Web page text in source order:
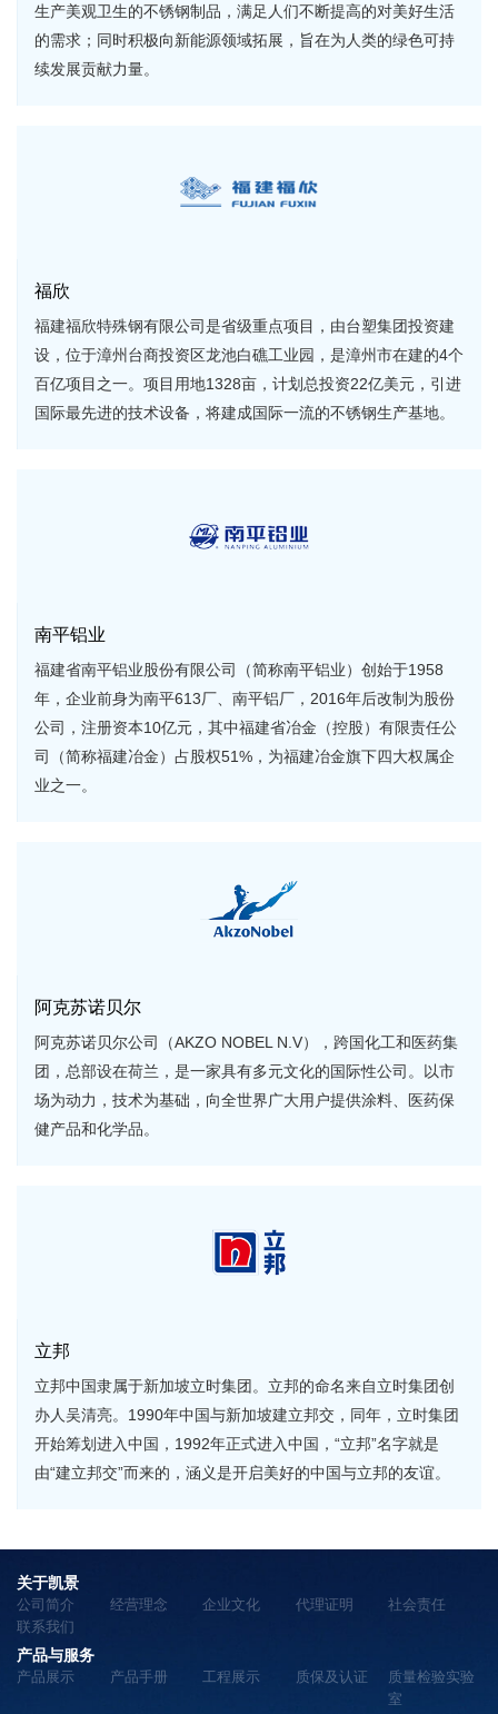
生产美观卫生的不锈钢制品，满足人们不断提高的对美好生活
的需求；同时积极向新能源领域拓展，旨在为人类的绿色可持
续发展贡献力量。
福欣
福建福欣特殊钢有限公司是省级重点项目，由台塑集团投资建
设，位于漳州台商投资区龙池白礁工业园，是漳州市在建的4个
百亿项目之一。项目用地1328亩，计划总投资22亿美元，引进
国际最先进的技术设备，将建成国际一流的不锈钢生产基地。
南平铝业
福建省南平铝业股份有限公司（简称南平铝业）创始于1958
年，企业前身为南平613厂、南平铝厂，2016年后改制为股份
公司，注册资本10亿元，其中福建省冶金（控股）有限责任公
司（简称福建冶金）占股权51%，为福建冶金旗下四大权属企
业之一。
阿克苏诺贝尔
阿克苏诺贝尔公司（AKZO NOBEL N.V），跨国化工和医药集
团，总部设在荷兰，是一家具有多元文化的国际性公司。以市
场为动力，技术为基础，向全世界广大用户提供涂料、医药保
健产品和化学品。
立邦
立邦中国隶属于新加坡立时集团。立邦的命名来自立时集团创
办人吴清亮。1990年中国与新加坡建立邦交，同年，立时集团
开始筹划进入中国，1992年正式进入中国，“立邦”名字就是
由“建立邦交”而来的，涵义是开启美好的中国与立邦的友谊。
关于凯景
公司简介 经营理念 企业文化 代理证明
社会责任
联系我们
产品与服务
产品展示 产品手册 工程展示 质保及认证
质量检验实验
室